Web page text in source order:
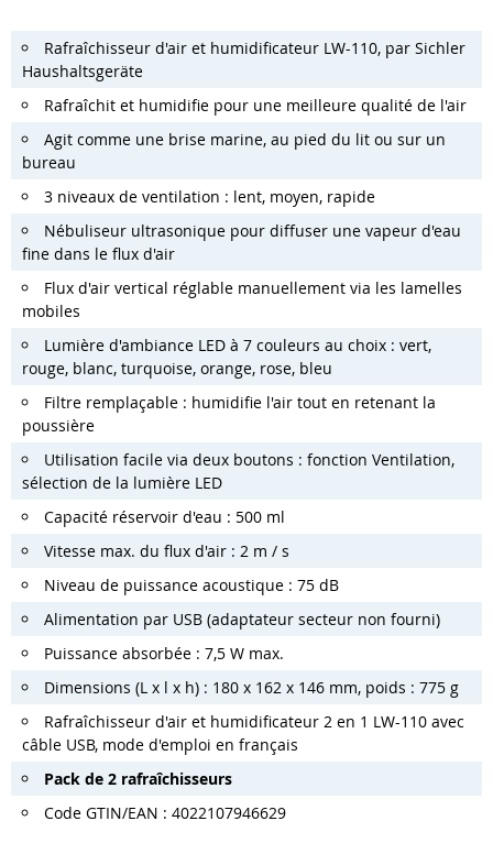
Rafraîchisseur d'air et humidificateur LW-110, par Sichler
Haushaltsgeräte
Rafraîchit et humidifie pour une meilleure qualité de l'air
Agit comme une brise marine, au pied du lit ou sur un
bureau
3 niveaux de ventilation : lent, moyen, rapide
Nébuliseur ultrasonique pour diffuser une vapeur d'eau
fine dans le flux d'air
Flux d'air vertical réglable manuellement via les lamelles
mobiles
Lumière d'ambiance LED à 7 couleurs au choix : vert,
rouge, blanc, turquoise, orange, rose, bleu
Filtre remplaçable : humidifie l'air tout en retenant la
poussière
Utilisation facile via deux boutons : fonction Ventilation,
sélection de la lumière LED
Capacité réservoir d'eau : 500 ml
Vitesse max. du flux d'air : 2 m / s
Niveau de puissance acoustique : 75 dB
Alimentation par USB (adaptateur secteur non fourni)
Puissance absorbée : 7,5 W max.
Dimensions (L x l x h) : 180 x 162 x 146 mm, poids : 775 g
Rafraîchisseur d'air et humidificateur 2 en 1 LW-110 avec
câble USB, mode d'emploi en français
Pack de 2 rafraîchisseurs
Code GTIN/EAN : 4022107946629